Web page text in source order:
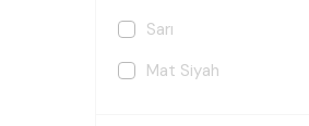
Sarı
Mat Siyah